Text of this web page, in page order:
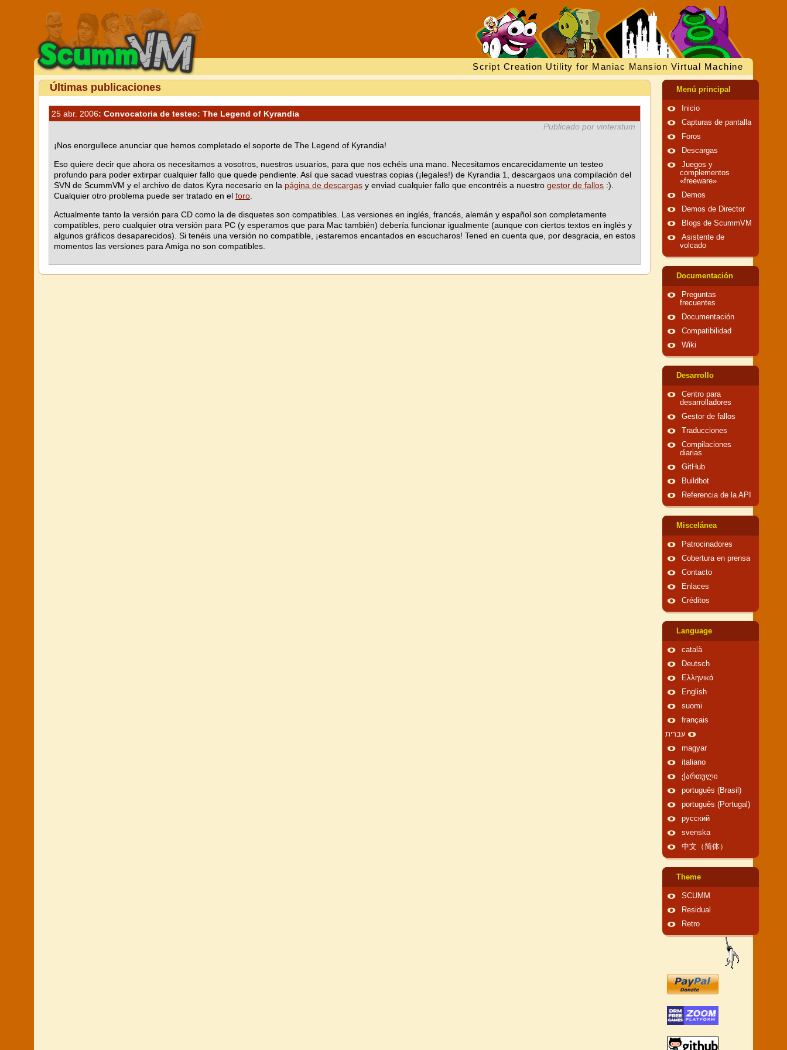
Script Creation Utility for Maniac Mansion Virtual Machine
Últimas publicaciones
25 abr. 2006: Convocatoria de testeo: The Legend of Kyrandia
Publicado por vinterstum
¡Nos enorgullece anunciar que hemos completado el soporte de The Legend of Kyrandia!
Eso quiere decir que ahora os necesitamos a vosotros, nuestros usuarios, para que nos echéis una mano. Necesitamos encarecidamente un testeo
profundo para poder extirpar cualquier fallo que quede pendiente. Así que sacad vuestras copias (¡legales!) de Kyrandia 1, descargaos una compilación del
SVN de ScummVM y el archivo de datos Kyra necesario en la página de descargas y enviad cualquier fallo que encontréis a nuestro gestor de fallos :).
Cualquier otro problema puede ser tratado en el foro
Actualmente tanto la versión para CD como la de disquetes son compatibles. Las versiones en inglés, francés, alemán y español son completamente
compatibles, pero cualquier otra versión para PC (y esperamos que para Mac también) debería funcionar igualmente (aunque con ciertos textos en inglés y
algunos gráficos desaparecidos). Si tenéis una versión no compatible, ¡estaremos encantados en escucharos! Tened en cuenta que, por desgracia, en estos
momentos las versiones para Amiga no son compatibles.
Menú principal
Inicio
Capturas de pantalla
Foros
Descargas
Juegos y
complementos
«freeware»
Demos
Demos de Director
Blogs de ScummVM
Asistente de
volcado
Documentación
Preguntas
frecuentes
Documentación
Compatibilidad
Wiki
Desarrollo
Centro para
desarrolladores
Gestor de fallos
Traducciones
Compilaciones
diarias
GitHub
Buildbot
Referencia de la API
Miscelánea
Patrocinadores
Cobertura en prensa
Contacto
Enlaces
Créditos
Language
català
Deutsch
Ελληνικά
English
suomi
français
עברית
magyar
italiano
ქართული
português (Brasil)
português (Portugal)
русский
svenska
中文（简体）
Theme
SCUMM
Residual
Retro